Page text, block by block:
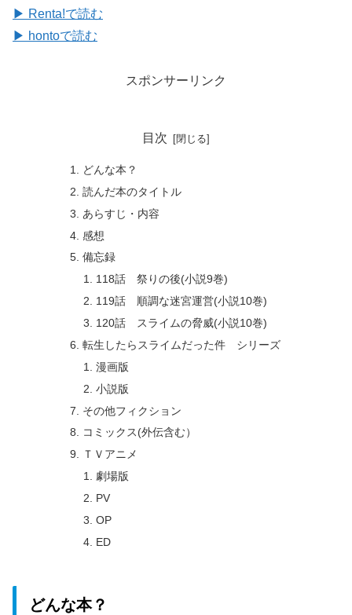
▶ Renta!で読む
▶ hontoで読む
スポンサーリンク
目次
どんな本？
読んだ本のタイトル
あらすじ・内容
感想
備忘録
118話 祭りの後(小説9巻)
119話 順調な迷宮運営(小説10巻)
120話 スライムの脅威(小説10巻)
転生したらスライムだった件 シリーズ
漫画版
小説版
その他フィクション
コミックス(外伝含む）
ＴＶアニメ
劇場版
PV
OP
ED
どんな本？